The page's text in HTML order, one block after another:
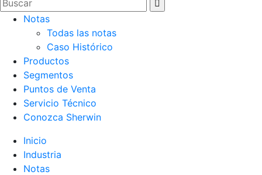
Notas
Todas las notas
Caso Histórico
Productos
Segmentos
Puntos de Venta
Servicio Técnico
Conozca Sherwin
Inicio
Industria
Notas